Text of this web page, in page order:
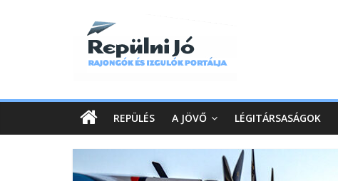
REPÜLÉS A JÖVŐ LÉGITÁRSASÁGOK